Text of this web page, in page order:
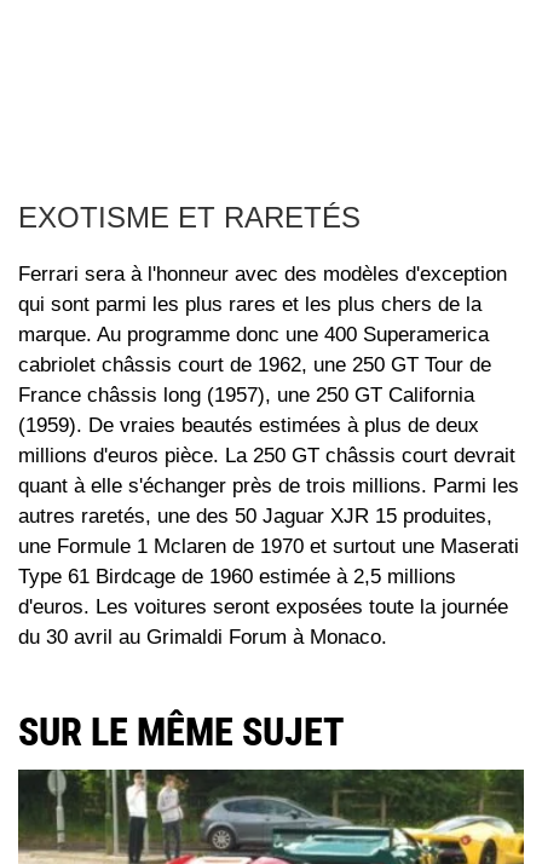
EXOTISME ET RARETÉS
Ferrari sera à l'honneur avec des modèles d'exception
qui sont parmi les plus rares et les plus chers de la
marque. Au programme donc une 400 Superamerica
cabriolet châssis court de 1962, une 250 GT Tour de
France châssis long (1957), une 250 GT California
(1959). De vraies beautés estimées à plus de deux
millions d'euros pièce. La 250 GT châssis court devrait
quant à elle s'échanger près de trois millions. Parmi les
autres raretés, une des 50 Jaguar XJR 15 produites,
une Formule 1 Mclaren de 1970 et surtout une Maserati
Type 61 Birdcage de 1960 estimée à 2,5 millions
d'euros. Les voitures seront exposées toute la journée
du 30 avril au Grimaldi Forum à Monaco.
SUR LE MÊME SUJET